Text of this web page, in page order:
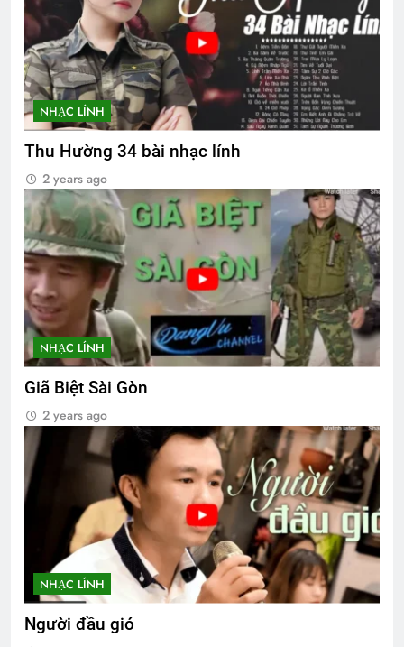
NHẠC LÍNH
Thu Hường 34 bài nhạc lính
2 years ago
NHẠC LÍNH
Giã Biệt Sài Gòn
2 years ago
NHẠC LÍNH
Người đầu gió